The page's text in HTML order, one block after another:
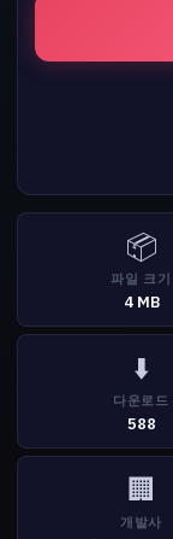
📦
파일 크기
4 MB
⬇️
다운로드
588
🏢
개발사